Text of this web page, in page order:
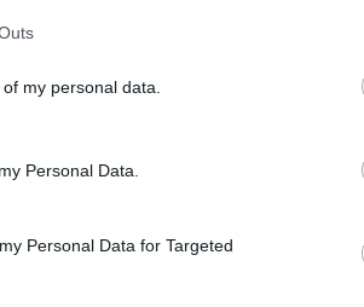
my personal data.
Personal Data.
Personal Data for Targeted
válhat versenyképesebbé az
szemlélhető. Nemcsak arról van szó,
tartozik, melynek olvasása